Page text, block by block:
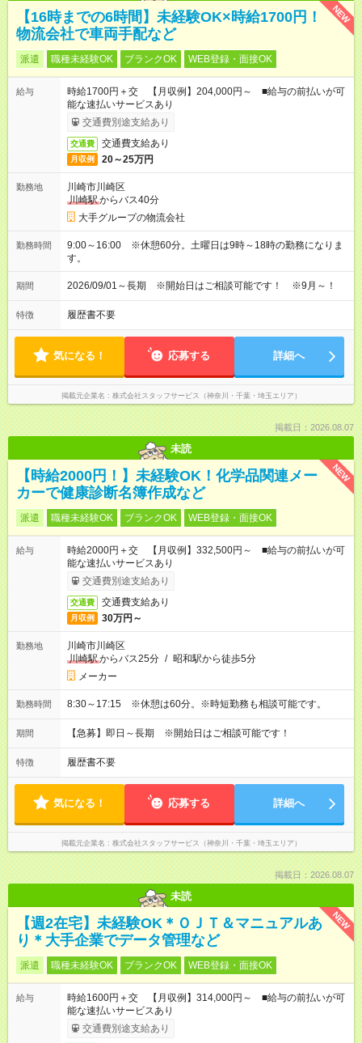
NEW
【16時までの6時間】未経験OK×時給1700円！
物流会社で車両手配など
派遣 職種未経験OK ブランクOK WEB登録・面接OK
給与
時給1700円＋交 【月収例】204,000円～ ■給与の前払いが可
能な速払いサービスあり
交通費別途支給あり
交通費 交通費支給あり
月収例 20～25万円
勤務地
川崎市川崎区
川崎駅からバス40分
大手グループの物流会社
勤務時間
9:00～16:00 ※休憩60分。土曜日は9時～18時の勤務になりま
す。
期間 2026/09/01～長期 ※開始日はご相談可能です！ ※9月～！
特徴 履歴書不要
気になる！ 応募する 詳細へ
掲載元企業名 株式会社スタッフサービス（神奈川・千葉・埼玉エリア）
掲載日：2026.08.07
未読
NEW
【時給2000円！】未経験OK！化学品関連メー
カーで健康診断名簿作成など
派遣 職種未経験OK ブランクOK WEB登録・面接OK
給与
時給2000円＋交 【月収例】332,500円～ ■給与の前払いが可
能な速払いサービスあり
交通費別途支給あり
交通費 交通費支給あり
月収例 30万円～
勤務地
川崎市川崎区
川崎駅からバス25分 / 昭和駅から徒歩5分
メーカー
勤務時間 8:30～17:15 ※休憩は60分。※時短勤務も相談可能です。
期間 【急募】即日～長期 ※開始日はご相談可能です！
特徴 履歴書不要
気になる！ 応募する 詳細へ
掲載元企業名 株式会社スタッフサービス（神奈川・千葉・埼玉エリア）
掲載日：2026.08.07
未読
NEW
【週2在宅】未経験OK＊ＯＪＴ＆マニュアルあ
り＊大手企業でデータ管理など
派遣 職種未経験OK ブランクOK WEB登録・面接OK
給与
時給1600円＋交 【月収例】314,000円～ ■給与の前払いが可
能な速払いサービスあり
交通費別途支給あり